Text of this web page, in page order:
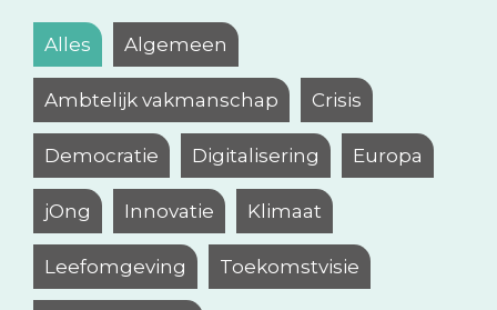
Alles Algemeen
Ambtelijk vakmanschap Crisis
Democratie Digitalisering Europa
jOng Innovatie Klimaat
Leefomgeving Toekomstvisie